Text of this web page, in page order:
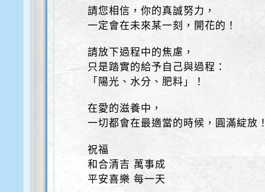
請您相信，你的真誠努力，
一定會在未來某一刻，開花的！
請放下過程中的焦慮，
只是踏實的給予自己與過程：
「陽光、水分、肥料」！
在愛的滋養中，
一切都會在最適當的時候，圓滿綻放
祝福
和合清吉 萬事成
平安喜樂 每一天